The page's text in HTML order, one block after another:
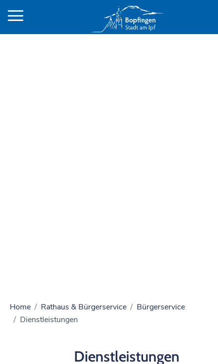
Home Rathaus & Bürgerservice
Bürgerservice
Dienstleistungen
Dienstleistungen